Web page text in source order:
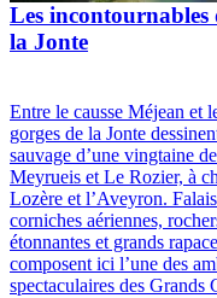
Les incontournables
la Jonte
Entre le causse Méjean et
gorges de la Jonte
sauvage d’une vingtaine
Meyrueis et Le Rozier, à
Lozère et l’Aveyron.
corniches aériennes,
étonnantes et grands
composent ici l’une des
spectaculaires des Grands